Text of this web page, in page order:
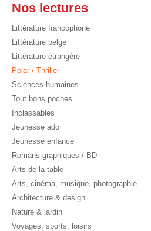
Nos lectures
Littérature francophone
Littérature belge
Littérature étrangère
Polar / Thriller
Sciences humaines
Tout bons poches
Inclassables
Jeunesse ado
Jeunesse enfance
Romans graphiques / BD
Arts de la table
Arts, cinéma, musique, photographie
Architecture & design
Nature & jardin
Voyages, sports, loisirs